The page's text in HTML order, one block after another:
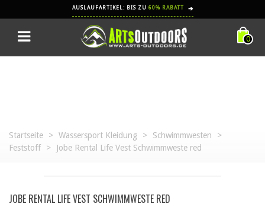
AUSLAUFARTIKEL: BIS ZU 60% RABATT ➔
0
Startseite > Wassersport Kleidung > Schwimmwesten
>
Feststoff
> Jobe Rental Life Vest Schwimmweste red
JOBE RENTAL LIFE VEST SCHWIMMWESTE RED